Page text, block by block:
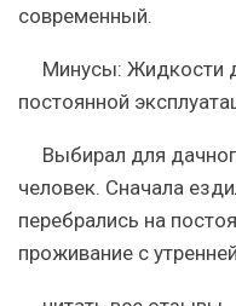
современный.
Минусы: Жидкости
постоянной
Выбирал для
человек. Сначала
перебрались на
проживание с